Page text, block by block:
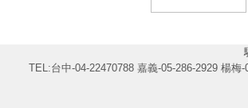
TEL:台中-04-22470788 嘉義-05-286-2929 楊梅-